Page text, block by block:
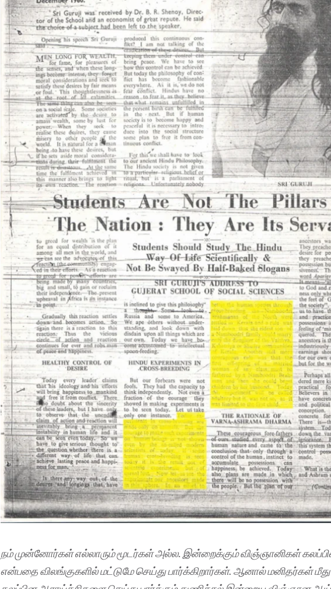
நம்முன்னோர்கள்எல்லாரும்மூடர்கள்அல்ல. இன்றைக்கும்விஞ்ஞானிகள்
என்பதைவிலங்குகளில்மட்டுமேசெய்துபார்க்கிறார்கள்.ஆனால்மனிதர்கள்மீது